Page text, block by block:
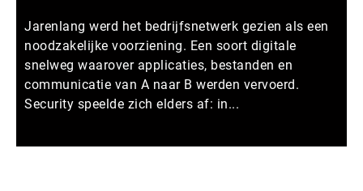
Jarenlang werd het bedrijfsnetwerk gezien als een
noodzakelijke voorziening. Een soort digitale
snelweg waarover applicaties, bestanden en
communicatie van A naar B werden vervoerd.
Security speelde zich elders af: in...